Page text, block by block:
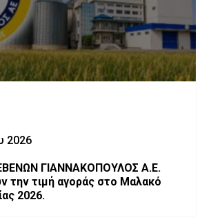
2026
ΓΙΑΝΝΑΚΟΠΟΥΛΟΣ Α.Ε.
την τιμή αγοράς στο Μαλακό
2026.